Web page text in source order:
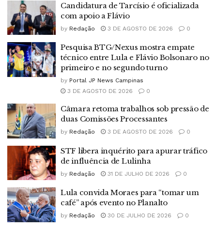
Candidatura de Tarcísio é oficializada
com apoio a Flávio
by Redação 3 DE AGOSTO DE 2026 0
Pesquisa BTG/Nexus mostra empate
técnico entre Lula e Flávio Bolsonaro no
primeiro e no segundo turno
by Portal JP News Campinas
3 DE AGOSTO DE 2026
0
Câmara retoma trabalhos sob pressão de
duas Comissões Processantes
by Redação 3 DE AGOSTO DE 2026 0
STF libera inquérito para apurar tráfico
de influência de Lulinha
by Redação 31 DE JULHO DE 2026 0
Lula convida Moraes para “tomar um
café” após evento no Planalto
by Redação 30 DE JULHO DE 2026 0